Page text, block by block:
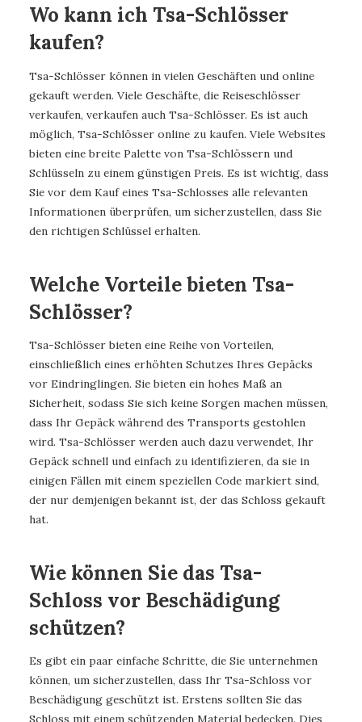
Wo kann ich Tsa-Schlösser
kaufen?
Tsa-Schlösser können in vielen Geschäften und online
gekauft werden. Viele Geschäfte, die Reiseschlösser
verkaufen, verkaufen auch Tsa-Schlösser. Es ist auch
möglich, Tsa-Schlösser online zu kaufen. Viele Websites
bieten eine breite Palette von Tsa-Schlössern und
Schlüsseln zu einem günstigen Preis. Es ist wichtig, dass
Sie vor dem Kauf eines Tsa-Schlosses alle relevanten
Informationen überprüfen, um sicherzustellen, dass Sie
den richtigen Schlüssel erhalten.
Welche Vorteile bieten Tsa-
Schlösser?
Tsa-Schlösser bieten eine Reihe von Vorteilen,
einschließlich eines erhöhten Schutzes Ihres Gepäcks
vor Eindringlingen. Sie bieten ein hohes Maß an
Sicherheit, sodass Sie sich keine Sorgen machen müssen,
dass Ihr Gepäck während des Transports gestohlen
wird. Tsa-Schlösser werden auch dazu verwendet, Ihr
Gepäck schnell und einfach zu identifizieren, da sie in
einigen Fällen mit einem speziellen Code markiert sind,
der nur demjenigen bekannt ist, der das Schloss gekauft
hat.
Wie können Sie das Tsa-
Schloss vor Beschädigung
schützen?
Es gibt ein paar einfache Schritte, die Sie unternehmen
können, um sicherzustellen, dass Ihr Tsa-Schloss vor
Beschädigung geschützt ist. Erstens sollten Sie das